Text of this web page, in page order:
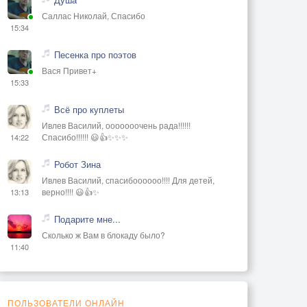
15:34
Саллас Николай, Спасибо
15:33
Песенка про поэтов
Вася Привет+
14:22
Всё про куплеты
Ивлев Василий, ооооооочень рада!!!!!!
Спасибо!!!!!! 😃👍✨✨✨
13:13
Робот Зина
Ивлев Василий, спасибоооооо!!!! Для детей,
верно!!!! 😃👍✨
11:40
Подарите мне...
Сколько ж Вам в блокаду было?
ПОЛЬЗОВАТЕЛИ ОНЛАЙН